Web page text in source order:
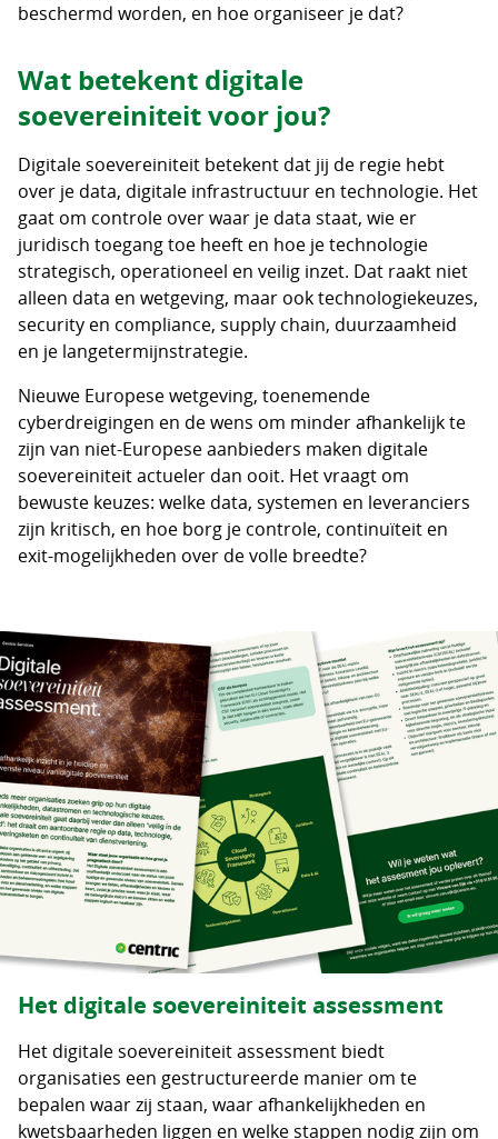
beschermd worden, en hoe organiseer je dat?
Wat betekent digitale
soevereiniteit voor jou?
Digitale soevereiniteit betekent dat jij de regie hebt
over je data, digitale infrastructuur en technologie. Het
gaat om controle over waar je data staat, wie er
juridisch toegang toe heeft en hoe je technologie
strategisch, operationeel en veilig inzet. Dat raakt niet
alleen data en wetgeving, maar ook technologiekeuzes,
security en compliance, supply chain, duurzaamheid
en je langetermijnstrategie.
Nieuwe Europese wetgeving, toenemende
cyberdreigingen en de wens om minder afhankelijk te
zijn van niet-Europese aanbieders maken digitale
soevereiniteit actueler dan ooit. Het vraagt om
bewuste keuzes: welke data, systemen en leveranciers
zijn kritisch, en hoe borg je controle, continuïteit en
exit-mogelijkheden over de volle breedte?
Het digitale soevereiniteit assessment
Het digitale soevereiniteit assessment biedt
organisaties een gestructureerde manier om te
bepalen waar zij staan, waar afhankelijkheden en
kwetsbaarheden liggen en welke stappen nodig zijn om